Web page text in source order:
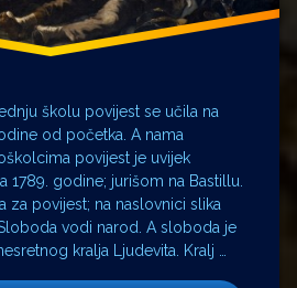
školu povijest se učila na
od početka. A nama
povijest je uvijek
1789. godine; jurišom na Bastillu.
za povijest; na naslovnici slika
vodi narod. A sloboda je
kralja Ljudevita. Kralj …